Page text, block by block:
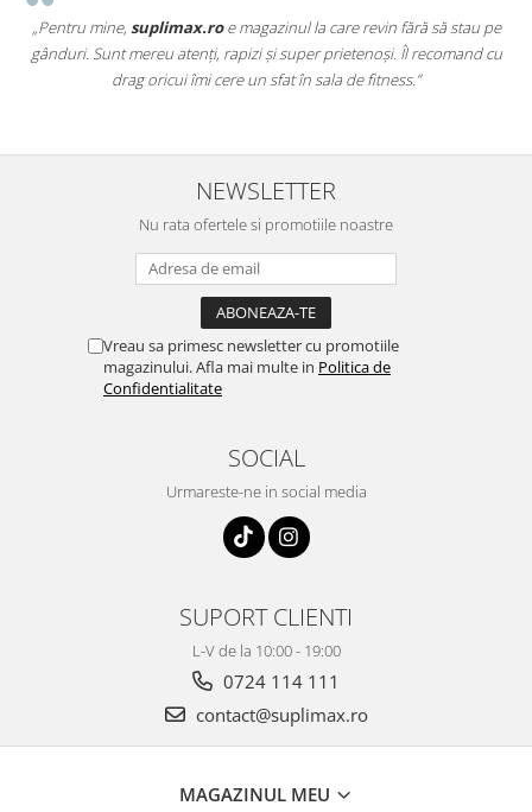
„Pentru mine,suplimax.roe magazinul la care revin fără să stau pe
gânduri. Sunt mereu atenți, rapizi și super prietenoși. Îl recomand cu
drag oricui îmi cere un sfat în sala de fitness.”
NEWSLETTER
Nu rata ofertele si promotiile noastre
Vreau sa primesc newsletter cu promotiile
magazinului. Afla mai multe in Politica de
Confidentialitate
SOCIAL
Urmareste-ne in social media
SUPORT CLIENTI
L-V de la 10:00 - 19:00
0724 114 111
contact@suplimax.ro
MAGAZINUL MEU